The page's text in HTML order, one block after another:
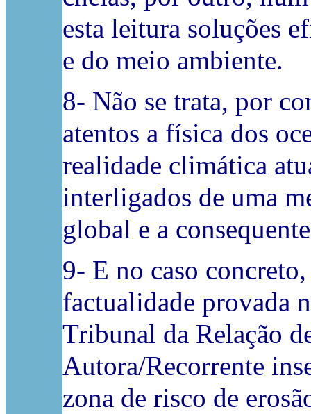
esta leitura soluções
e do meio ambiente.
8- Não se trata, por
atentos a física dos
realidade climática
interligados de uma
global e a
9- E no caso
factualidade provada
Tribunal da Relação
Autora/Recorrente
zona de risco de